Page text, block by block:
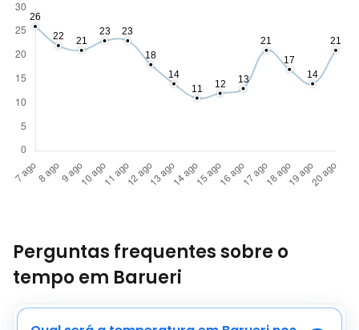
Perguntas frequentes sobre o
tempo em Barueri